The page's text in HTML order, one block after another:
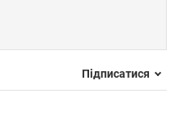
Підписатися